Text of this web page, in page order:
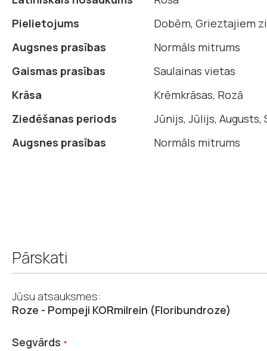
Pielietojums
Dobēm, Grieztajiem
Augsnes prasības
Normāls mitrums
Gaismas prasības
Saulainas vietas
Krāsa
Krēmkrāsas, Rozā
Ziedēšanas periods
Jūnijs, Jūlijs,
Augsnes prasības
Normāls mitrums
Pārskati
Jūsu atsauksmes:
Roze - Pompeji KORmilrein (Floribundroze)
Segvārds